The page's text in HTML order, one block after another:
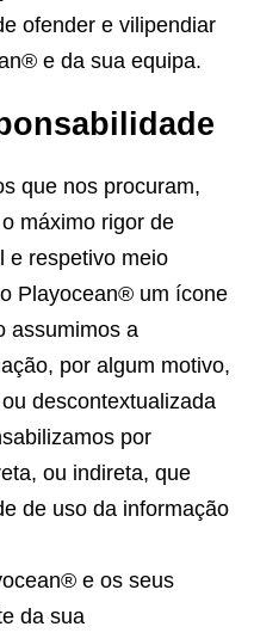
ofender e vilipendiar
e da sua equipa.
que nos procuram,
máximo rigor de
e respetivo meio
Playocean® um ícone
assumimos a
por algum motivo,
descontextualizada
por
ou indireta, que
de uso da informação
e os seus
da sua